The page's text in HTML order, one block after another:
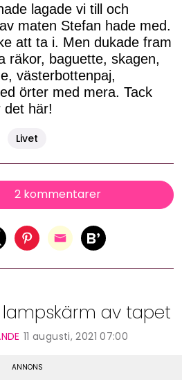
lagade vi till och
maten Stefan hade med.
att ta i. Men dukade fram
räkor, baguette, skagen,
västerbottenpaj,
örter med mera. Tack
det här!
Livet
2 kommentarer
lampskärm av tapet
11 augusti, 2021 07:00